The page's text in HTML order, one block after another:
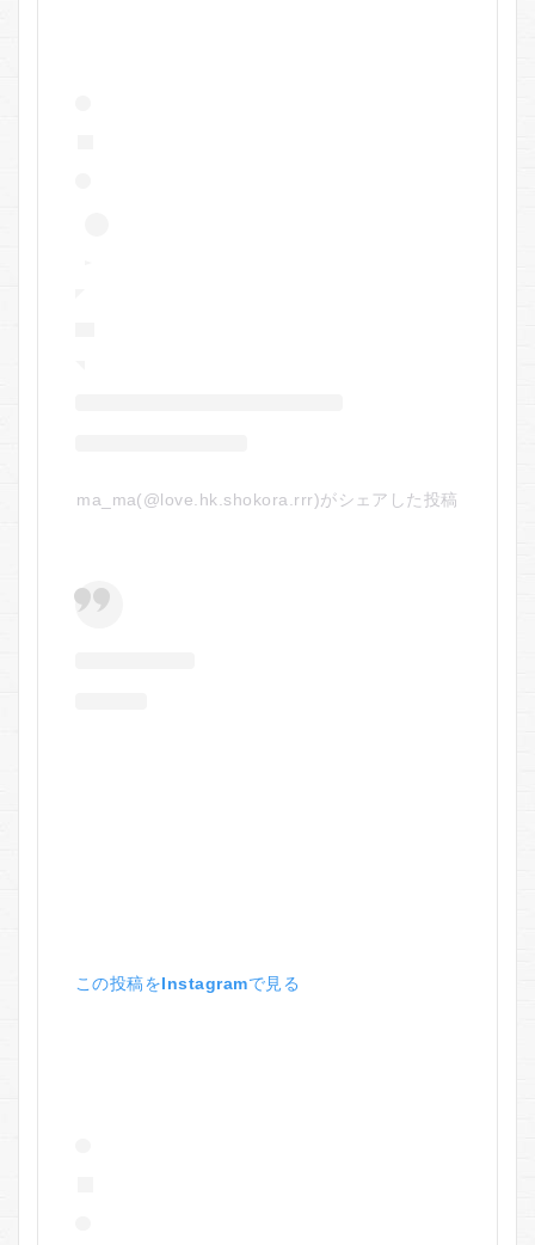
ma_ma(@love.hk.shokora.rrr)がシェアした投稿
この投稿をInstagramで見る